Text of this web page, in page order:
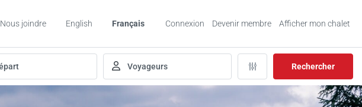
Nous joindre English Français Connexion Devenir membre Afficher mon chalet
Rechercher